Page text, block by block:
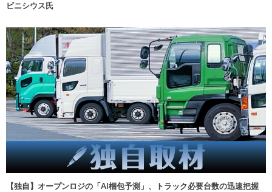
ビニシウス氏
【独自】オープンロジの「AI梱包予測」、トラック必要台数の迅速把握